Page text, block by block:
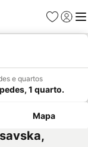
Favoritos
Iniciar
e quartos
1 quarto.
Mapa